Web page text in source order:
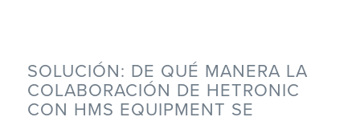
SOLUCIÓN: DE QUÉ MANERA LA
COLABORACIÓN DE HETRONIC
CON HMS EQUIPMENT SE